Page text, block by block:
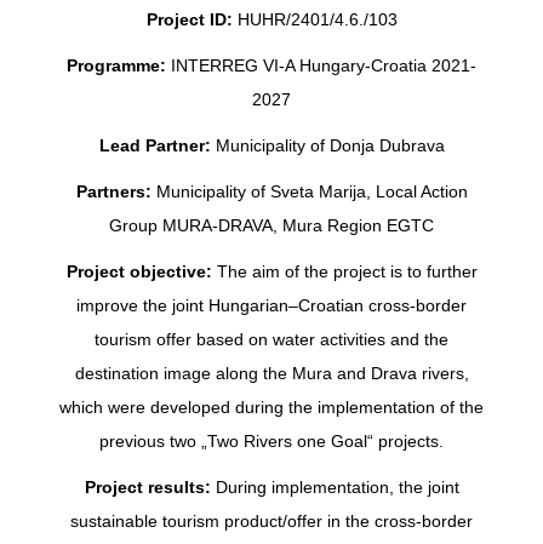
Project ID: HUHR/2401/4.6./103
Programme: INTERREG VI-A Hungary-Croatia 2021-
2027
Lead Partner: Municipality of Donja Dubrava
Partners: Municipality of Sveta Marija, Local Action
Group MURA-DRAVA, Mura Region EGTC
Project objective: The aim of the project is to further
improve the joint Hungarian–Croatian cross-border
tourism offer based on water activities and the
destination image along the Mura and Drava rivers,
which were developed during the implementation of the
previous two „Two Rivers one Goal“ projects.
Project results: During implementation, the joint
sustainable tourism product/offer in the cross-border